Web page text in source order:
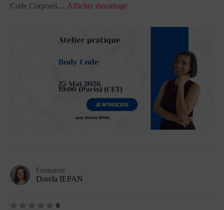
Code Corporel,... Afficher davantage
Formateur
Dorela IEPAN
0